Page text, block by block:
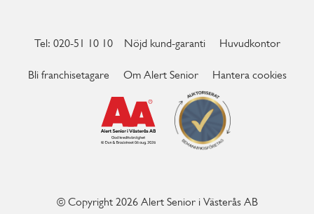
Tel: 020-51 10 10 Nöjd kund-garanti Huvudkontor
Bli franchisetagare Om Alert Senior Hantera cookies
© Copyright 2026 Alert Senior i Västerås AB